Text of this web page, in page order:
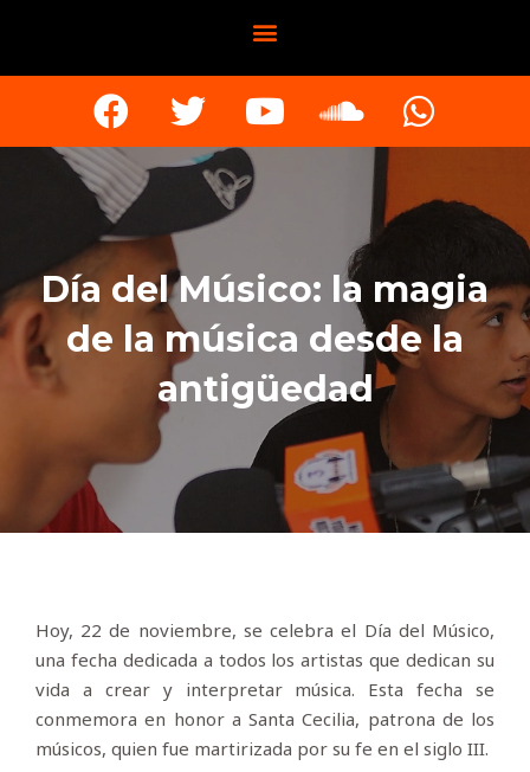
Día del Músico: la magia
de la música desde la
antigüedad
Hoy, 22 de noviembre, se celebra el Día del Músico,
una fecha dedicada a todos los artistas que dedican su
vida a crear y interpretar música. Esta fecha se
conmemora en honor a Santa Cecilia, patrona de los
músicos, quien fue martirizada por su fe en el siglo III.